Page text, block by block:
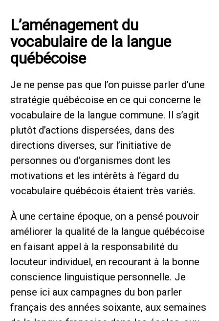
L’aménagement du
vocabulaire de la langue
québécoise
Je ne pense pas que l’on puisse parler d’une
stratégie québécoise en ce qui concerne le
vocabulaire de la langue commune. Il s’agit
plutôt d’actions dispersées, dans des
directions diverses, sur l’initiative de
personnes ou d’organismes dont les
motivations et les intérêts à l’égard du
vocabulaire québécois étaient très variés.
À une certaine époque, on a pensé pouvoir
améliorer la qualité de la langue québécoise
en faisant appel à la responsabilité du
locuteur individuel, en recourant à la bonne
conscience linguistique personnelle. Je
pense ici aux campagnes du bon parler
français des années soixante, aux semaines